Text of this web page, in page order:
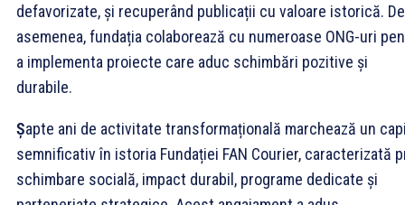
defavorizate, și recuperând publicații cu valoare istorică. De
asemenea, fundația colaborează cu numeroase ONG-uri
a implementa proiecte care aduc schimbări pozitive și
durabile.
Șapte ani de activitate transformațională marchează un
semnificativ în istoria Fundației FAN Courier, caracterizată
schimbare socială, impact durabil, programe dedicate și